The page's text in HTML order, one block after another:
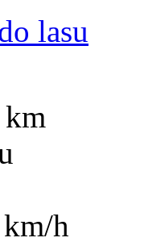
lasu
km
km/h